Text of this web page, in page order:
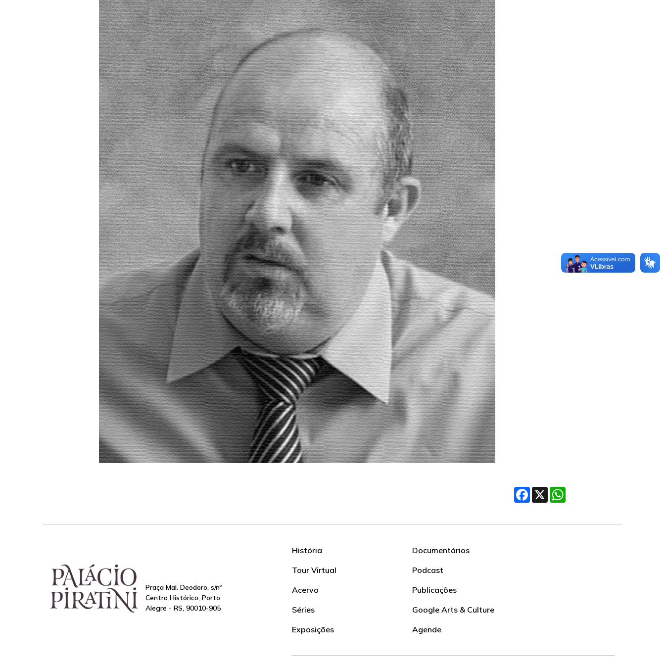
Facebook
X WhatsApp
Praça Mal. Deodoro, s/nº
Centro Histórico, Porto
Alegre - RS, 90010-905
História
Tour Virtual
Acervo
Séries
Exposições
Documentários
Podcast
Publicações
Google Arts & Culture
Agende